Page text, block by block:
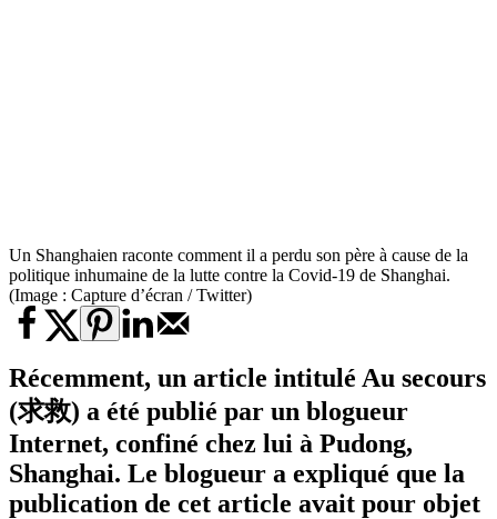
Un Shanghaien raconte comment il a perdu son père à cause de la
politique inhumaine de la lutte contre la Covid-19 de Shanghai.
(Image : Capture d’écran / Twitter)
Récemment, un article intitulé Au secours
(求救) a été publié par un blogueur
Internet, confiné chez lui à Pudong,
Shanghai. Le blogueur a expliqué que la
publication de cet article avait pour objet